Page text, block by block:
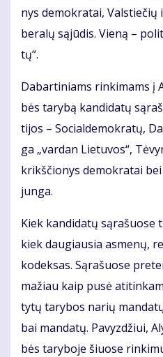
nys de­mok­ra­tai,
be­ra­lų są­jū­dis. Vie­ną –
tų“.
Da­bar­ti­niams rin­ki­mams į
bės ta­ry­bą kan­di­da­tų
ti­jos – So­cial­de­mok­ra­tų,
ga „var­dan Lie­tu­vos“,
krikš­čio­nys de­mok­ra­tai
jun­ga.
Kiek kan­di­da­tų są­ra­šuo­se
kiek dau­giau­sia as­me­nų,
ko­dek­sas. Są­ra­šuo­se
ma­žiau kaip pu­sė
ty­tų ta­ry­bos na­rių
bai man­da­tų. Pa­vyz­džiui,
bės ta­ry­bo­je šiuo­se